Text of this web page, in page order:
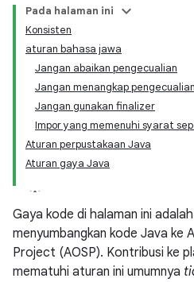
Pada halaman ini
Konsisten
aturan bahasa jawa
Jangan abaikan pengecualian
Jangan menangkap
Jangan gunakan finalizer
Impor yang memenuhi syarat
Aturan perpustakaan Java
Aturan gaya Java
Gaya kode di halaman ini
menyumbangkan kode Java ke
Project (AOSP). Kontribusi ke
mematuhi aturan ini umumnya